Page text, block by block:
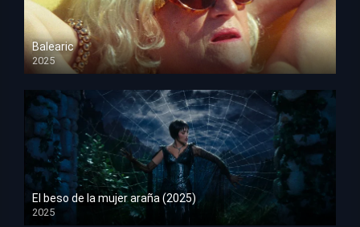
Balearic
2025
HD 1080p
El beso de la mujer araña (2025)
2025
HD 1080p